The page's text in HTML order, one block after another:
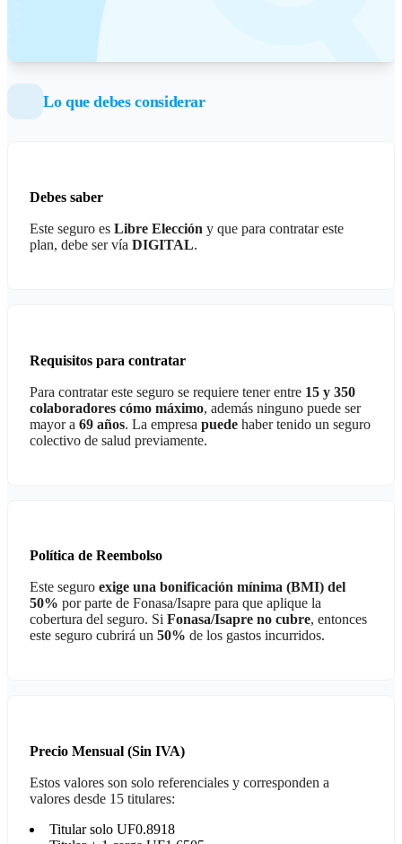
Lo que debes considerar
Debes saber
Este seguro es Libre Elección y que para contratar este
plan, debe ser vía DIGITAL.
Requisitos para contratar
Para contratar este seguro se requiere tener entre 15 y 350
colaboradores cómo máximo, además ninguno puede ser
mayor a 69 años. La empresa puede haber tenido un seguro
colectivo de salud previamente.
Política de Reembolso
Este seguro exige una bonificación mínima (BMI) del
50% por parte de Fonasa/Isapre para que aplique la
cobertura del seguro. Si Fonasa/Isapre no cubre, entonces
este seguro cubrirá un 50% de los gastos incurridos.
Precio Mensual (Sin IVA)
Estos valores son solo referenciales y corresponden a
valores desde 15 titulares:
Titular solo UF0.8918